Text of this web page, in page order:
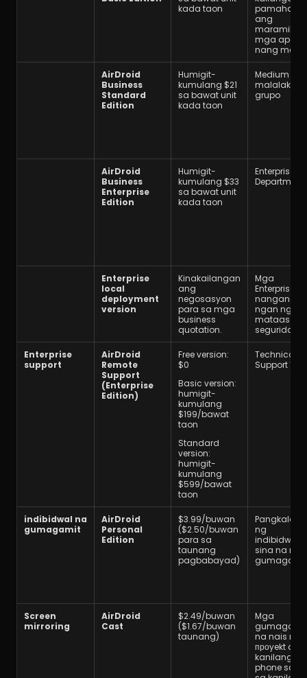
kada taon
ang
mga
nang
AirDroid
Business
Standard
Edition
Humigit-
kumulang $21
sa bawat unit
kada taon
Medium at
malalaking
grupo
AirDroid
Business
Enterprise
Edition
Humigit-
kumulang $33
sa bawat unit
kada taon
Enterprise IT
Department
Enterprise
local
deployment
version
Kinakailangan
ang
negosasyon
para sa mga
business
quotation.
Mga
Enterprises
ngan ng
mataas na
seguridad
Enterprise
support
AirDroid
Remote
Support
(Enterprise
Edition)
Free version:
$0
Basic version:
humigit-
kumulang
$199/bawat
taon
Standard
version:
humigit-
kumulang
$599/bawat
taon
Technical
Support
indibidwal na
gumagamit
AirDroid
Personal
Edition
$3.99/buwan
($2.50/buwan
para sa
taunang
pagbabayad)
ng
indibidwal/
sina na
gumagamit
Screen
mirroring
AirDroid
Cast
$2.49/buwan
($1.67/buwan
taunang)
Mga
gumagamit
na nais na
проyekt ang
kanilang
phone